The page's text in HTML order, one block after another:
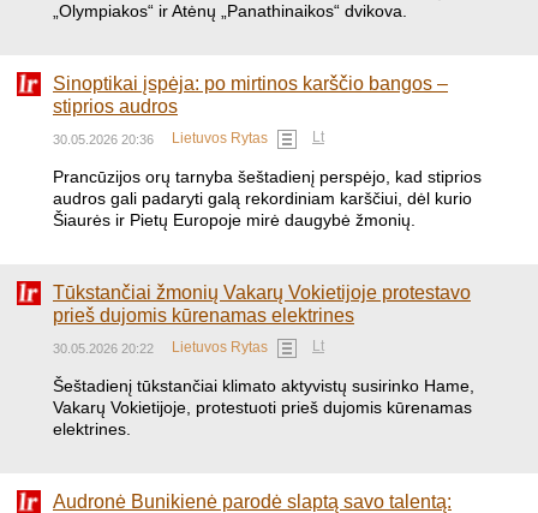
„Olympiakos“ ir Atėnų „Panathinaikos“ dvikova.
Sinoptikai įspėja: po mirtinos karščio bangos –
stiprios audros
30.05.2026 20:36 Lietuvos Rytas Lt
Prancūzijos orų tarnyba šeštadienį perspėjo, kad stiprios
audros gali padaryti galą rekordiniam karščiui, dėl kurio
Šiaurės ir Pietų Europoje mirė daugybė žmonių.
Tūkstančiai žmonių Vakarų Vokietijoje protestavo
prieš dujomis kūrenamas elektrines
30.05.2026 20:22 Lietuvos Rytas Lt
Šeštadienį tūkstančiai klimato aktyvistų susirinko Hame,
Vakarų Vokietijoje, protestuoti prieš dujomis kūrenamas
elektrines.
Audronė Bunikienė parodė slaptą savo talentą: